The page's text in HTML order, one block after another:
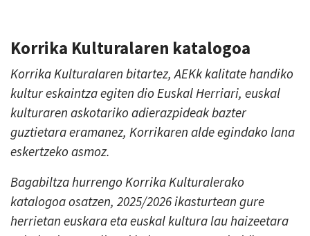
Korrika Kulturalaren katalogoa
Korrika Kulturalaren bitartez, AEKk kalitate handiko
kultur eskaintza egiten dio Euskal Herriari, euskal
kulturaren askotariko adierazpideak bazter
guztietara eramanez, Korrikaren alde egindako lana
eskertzeko asmoz.
Bagabiltza hurrengo Korrika Kulturalerako
katalogoa osatzen, 2025/2026 ikasturtean gure
herrietan euskara eta euskal kultura lau haizeetara